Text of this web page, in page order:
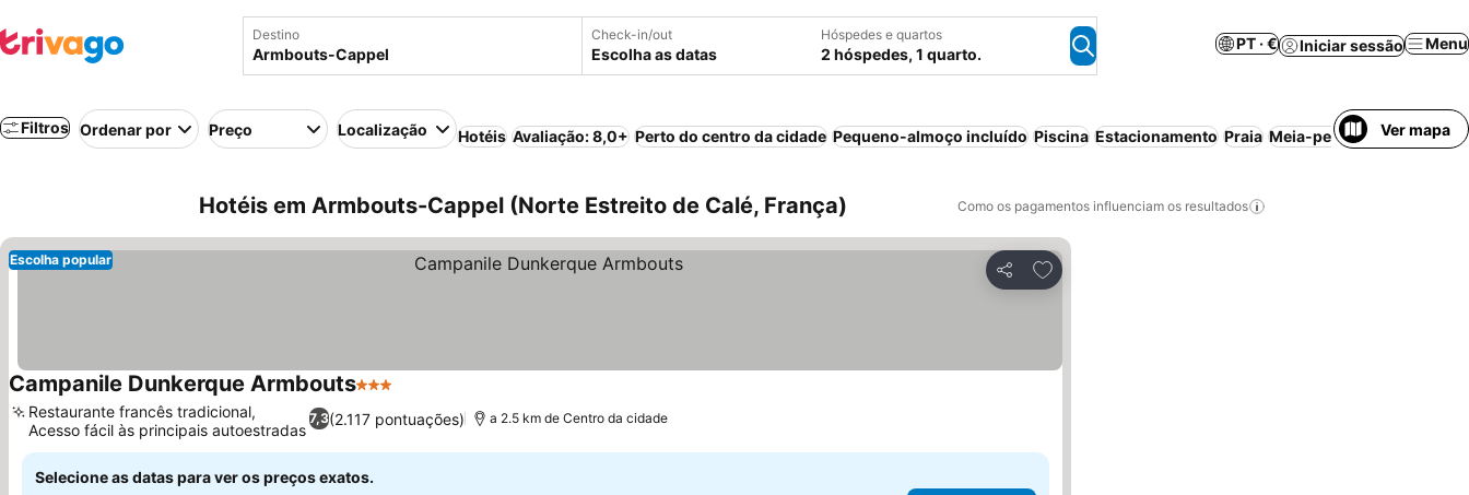
Destino Check-in/out
Escolha as datas
Hóspedes e quartos
2 hóspedes, 1 quarto.
PT · € Iniciar sessão Menu
Filtros Ordenar por Preço Localização Hotéis Avaliação: 8,0+ Perto do centro da cidade Pequeno-almoço incluído Piscina Estacionamento Praia Meia-pensão Ver mapa
Hotéis em Armbouts-Cappel (Norte Estreito de Calé, França) Como os pagamentos influenciam os resultados
Partilhar
Adicionar aos favoritos
Escolha popular
Campanile Dunkerque Armbouts3 Estrelas
7,3(2.117 pontuações)
Restaurante francês tradicional,
Acesso fácil às principais autoestradas
a 2.5 km de Centro da cidade
Selecione as datas para ver os preços exatos.